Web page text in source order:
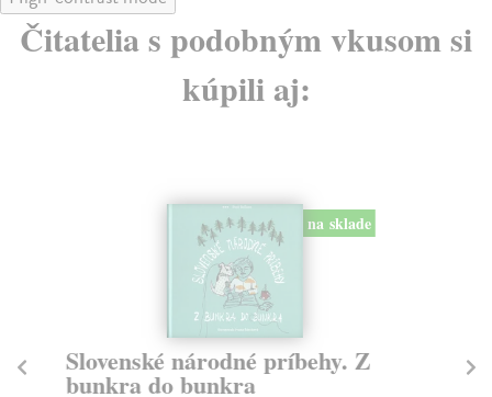
Čitatelia s podobným vkusom si
kúpili aj:
na sklade
Slovenské národné príbehy. Z
bunkra do bunkra